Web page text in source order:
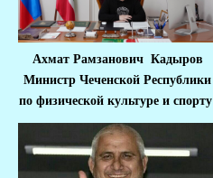
Ахмат Рамзанович Кадыров
Министр Чеченской Республики
по физической культуре и спорту